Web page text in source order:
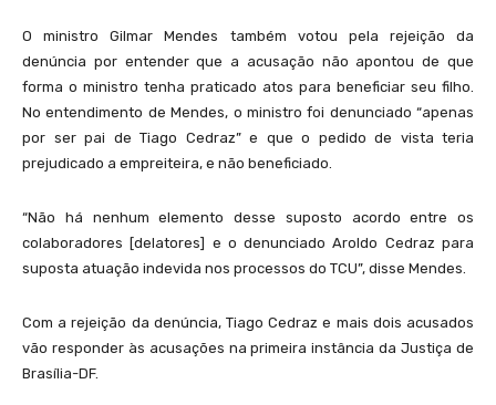
O ministro Gilmar Mendes também votou pela rejeição da
denúncia por entender que a acusação não apontou de que
forma o ministro tenha praticado atos para beneficiar seu filho.
No entendimento de Mendes, o ministro foi denunciado “apenas
por ser pai de Tiago Cedraz” e que o pedido de vista teria
prejudicado a empreiteira, e não beneficiado.
“Não há nenhum elemento desse suposto acordo entre os
colaboradores [delatores] e o denunciado Aroldo Cedraz para
suposta atuação indevida nos processos do TCU”, disse Mendes.
Com a rejeição da denúncia, Tiago Cedraz e mais dois acusados
vão responder às acusações na primeira instância da Justiça de
Brasília-DF.